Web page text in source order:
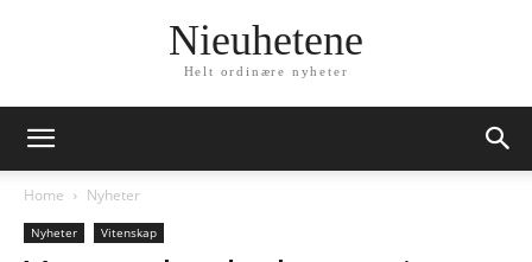
Nieuhetene
Helt ordinære nyheter
Home Nyheter
Nyheter Vitenskap